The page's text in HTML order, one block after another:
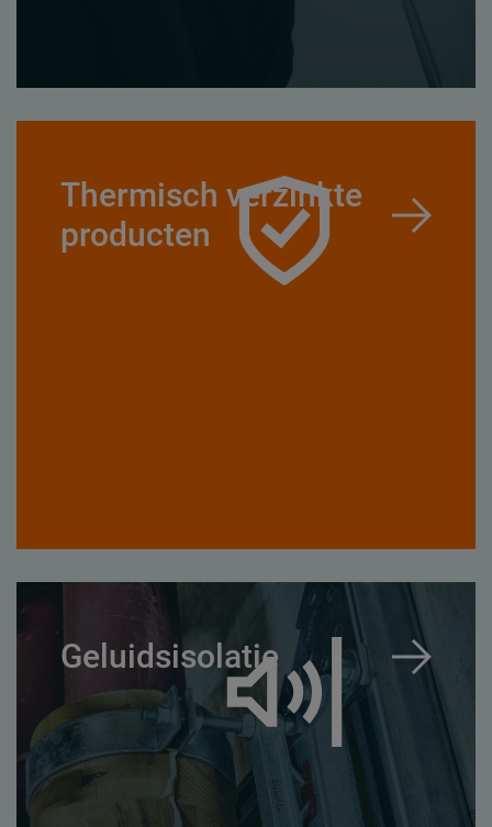
Thermisch verzinkte
producten
Geluidsisolatie